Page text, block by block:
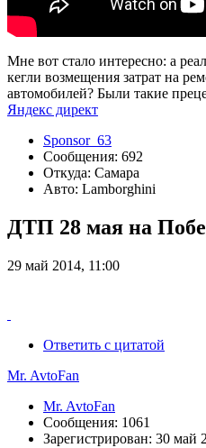
Мне вот стало интересно: а
кегли возмещения затрат на
автомобилей? Были такие
Яндекс директ
Sponsor_63
Сообщения: 692
Откуда: Самара
Авто: Lamborghini
ДТП 28 мая на
29 май 2014, 11:00
Ответить с цитатой
Mr. AvtoFan
Mr. AvtoFan
Сообщения: 1061
Зарегистрирован: 30 май